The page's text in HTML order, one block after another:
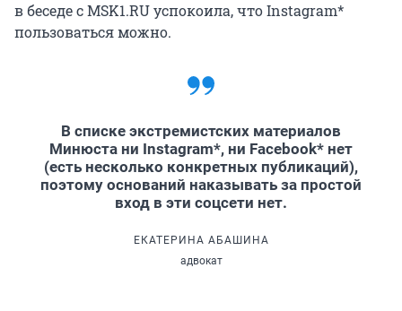
в беседе с MSK1.RU успокоила, что Instagram*
пользоваться можно.
В списке экстремистских материалов
Минюста ни Instagram*, ни Facebook* нет
(есть несколько конкретных публикаций),
поэтому оснований наказывать за простой
вход в эти соцсети нет.
ЕКАТЕРИНА АБАШИНА
адвокат